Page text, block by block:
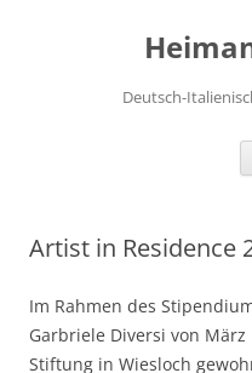
Deutsch-
Artist in Residence
Im Rahmen des
Garbriele Diversi von
Stiftung in Wiesloch